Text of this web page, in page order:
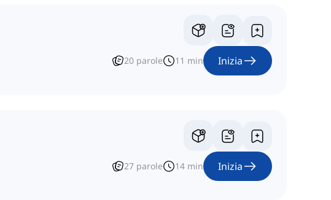
20 parole 11 min Inizia
27 parole 14 min Inizia